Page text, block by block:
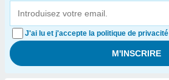
J'ai lu et j'accepte la politique de privacité